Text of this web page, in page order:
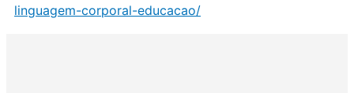
linguagem-corporal-educacao/